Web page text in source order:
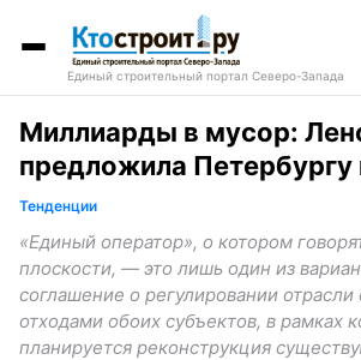
Единый строительный портал Северо-Запада
Миллиарды в мусор:
предложила Петербургу
Тенденции
«Единый оператор», о котором
плоскости, — это лишь один из
соглашение о регулировании
отходами обоих субъектов, в рамках
планируется реконструкция